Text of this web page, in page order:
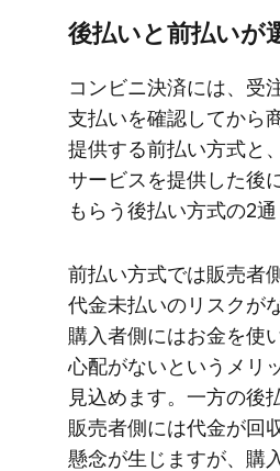
後​払いと​前払いが​
コンビニ決済には、​受
支払いを​確認してから​
提供する​前払い方​式と
サービスを​提供した​後
もらう​後払い方​式の​2通
前払い方​式では​販売者
代金未払いの​リスクが​
購入者側には​お金を​使
心配が​ないと​いう​メリ
見込めます。​一方の​後​
販売者側には​代金が​回
懸念が​生じますが、​購